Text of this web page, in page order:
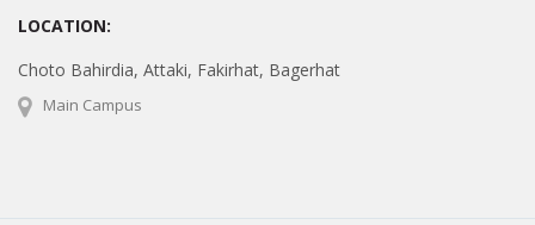
LOCATION:
Choto Bahirdia, Attaki, Fakirhat, Bagerhat
Main Campus